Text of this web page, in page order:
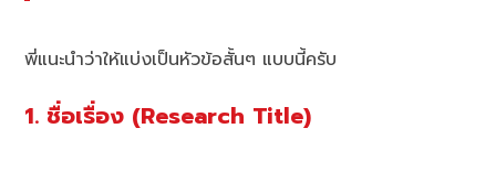
พี่แนะนำว่าให้แบ่งเป็นหัวข้อสั้นๆ แบบนี้ครับ
1. ชื่อเรื่อง (Research Title)